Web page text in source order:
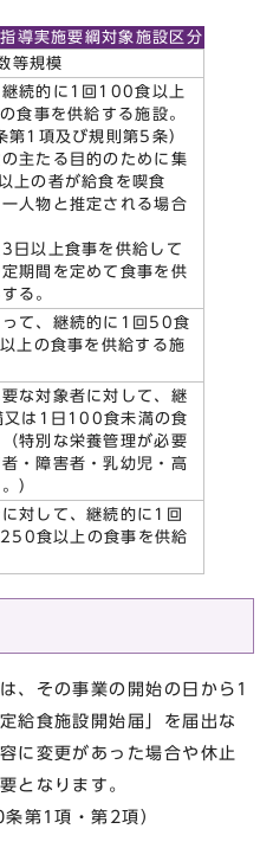
導実施要綱対象施設区分
等規模
継続的に1回100食以上
食事を供給する施設。
第1項及び規則第5条）
の主たる目的のために集
上の者が給食を喫食
人物と推定される場合
3日以上食事を供給して
期間を定めて食事を供
る。
って、継続的に1回50食
上の食事を供給する施
な対象者に対して、継
は1日100食未満の食
特別な栄養管理が必要
・障害者・乳幼児・高
）
対して、継続的に1回
食以上の食事を供給
、その事業の開始の日から1
給食施設開始届」を届出な
に変更があった場合や休止
となります。
第1項・第2項）